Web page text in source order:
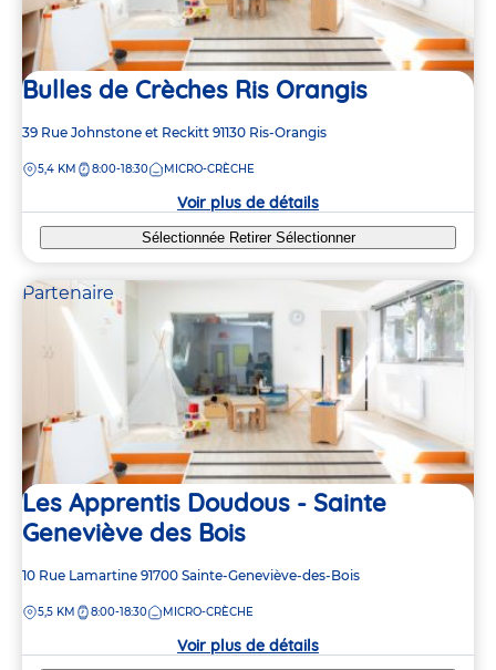
Bulles de Crèches Ris Orangis
Adresse
la
39 Rue Johnstone et Reckitt 91130 Ris-Orangis
DISTANCE
5,4 KM 8:00-18:30 MICRO-CRÈCHE
Voir plus de détails
Sélectionnée Retirer Sélectionner
Partenaire
Les Apprentis Doudous - Sainte
Geneviève des Bois
Adresse
la
10 Rue Lamartine 91700 Sainte-Geneviève-des-Bois
DISTANCE
5,5 KM 8:00-18:30 MICRO-CRÈCHE
Voir plus de détails